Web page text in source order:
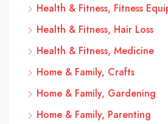
Health & Fitness, Fitness
Health & Fitness, Hair Loss
Health & Fitness, Medicine
Home & Family, Crafts
Home & Family, Gardening
Home & Family, Parenting